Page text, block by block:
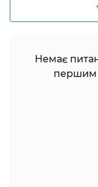
Немає
першим